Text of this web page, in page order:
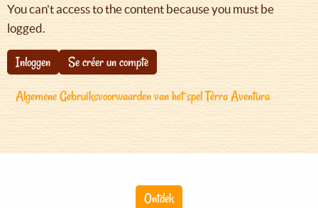
You can't access to the content because you must be
logged.
Inloggen
Se créer un compte
Algemene Gebruiksvoorwaarden van het spel Tèrra Aventura
Ontdek